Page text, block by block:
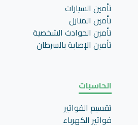
تأمين السيارات
تأمين المنازل
تأمين الحوادث الشخصية
تأمين اﻹصابة بالسرطان
الحاسبات
تقسيم الفواتير
فواتير الكهرباء